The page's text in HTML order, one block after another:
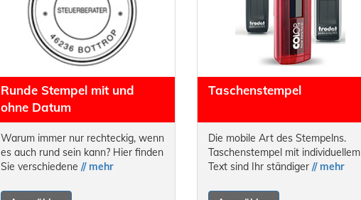
Runde Stempel mit und
ohne Datum
Warum immer nur rechteckig, wenn
es auch rund sein kann? Hier finden
Sie verschiedene // mehr
Taschenstempel
Die mobile Art des Stempelns.
Taschenstempel mit individuellem
Text sind Ihr ständiger // mehr